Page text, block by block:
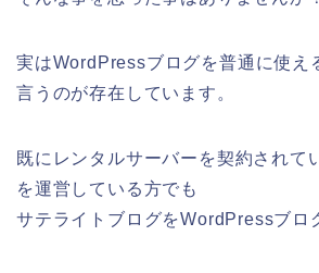
実はWordPressブログを普通に使え
言うのが存在しています。
既にレンタルサーバーを契約されて
を運営している方でも
サテライトブログをWordPressブロ